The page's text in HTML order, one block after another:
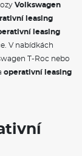
Volkswagen
leasing
leasing
V nabídkách
T-Roc nebo
operativní leasing